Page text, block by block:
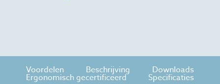
Voordelen Beschrijving Downloads
Ergonomisch gecertificeerd Specificaties